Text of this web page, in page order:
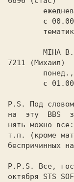
7211 (Михаил)
P.S. Под
на  эту  BBS
нять можно
т.п. (кроме
беспричинных
P.P.S. Все,
октября STS